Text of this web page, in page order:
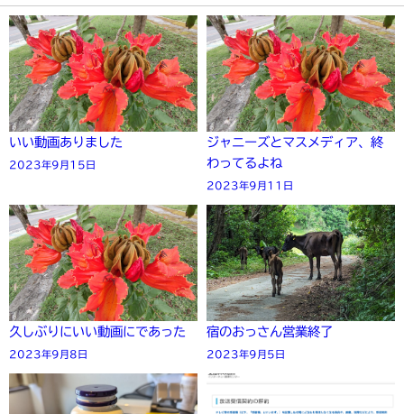
いい動画ありました
2023年9月15日
ジャニーズとマスメディア、終
わってるよね
2023年9月11日
久しぶりにいい動画にであった
2023年9月8日
宿のおっさん営業終了
2023年9月5日